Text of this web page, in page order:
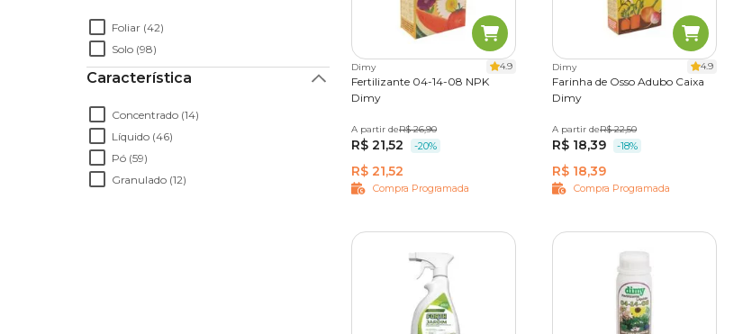
Foliar (42)
Solo (98)
Característica
Concentrado (14)
Líquido (46)
Pó (59)
Granulado (12)
Dimy 4.9
Fertilizante 04-14-08 NPK
Dimy
1 kg 5 Kg
A partir deR$ 26,90
R$ 21,52 -20%
R$ 21,52
Compra Programada
Dimy 4.9
Farinha de Osso Adubo Caixa
Dimy
1 kg
A partir deR$ 22,50
R$ 18,39 -18%
R$ 18,39
Compra Programada